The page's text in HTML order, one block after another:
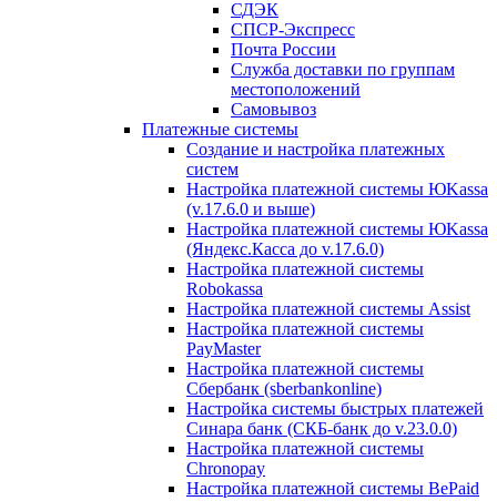
СДЭК
СПСР-Экспресс
Почта России
Служба доставки по группам
местоположений
Самовывоз
Платежные системы
Создание и настройка платежных
систем
Настройка платежной системы ЮKassa
(v.17.6.0 и выше)
Настройка платежной системы ЮKassa
(Яндекс.Касса до v.17.6.0)
Настройка платежной системы
Robokassa
Настройка платежной системы Assist
Настройка платежной системы
PayMaster
Настройка платежной системы
Сбербанк (sberbankonline)
Настройка системы быстрых платежей
Синара банк (СКБ-банк до v.23.0.0)
Настройка платежной системы
Chronopay
Настройка платежной системы BePaid